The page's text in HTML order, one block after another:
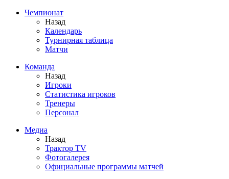
Чемпионат
Назад
Календарь
Турнирная таблица
Матчи
Команда
Назад
Игроки
Статистика игроков
Тренеры
Персонал
Медиа
Назад
Трактор TV
Фотогалерея
Официальные программы матчей